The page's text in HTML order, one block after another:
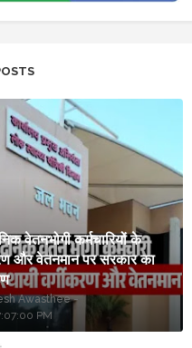
वेतनभोगी कर्मचारियों के
और वेतनमान पर सरकार का
Awasthee
PM